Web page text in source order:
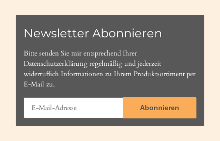
Newsletter Abonnieren
Bitte senden Sie mir entsprechend Ihrer
Datenschutzerklärung regelmäßig und jederzeit
widerruflich Informationen zu Ihrem Produktsortiment per
E-Mail zu.
Abonnieren